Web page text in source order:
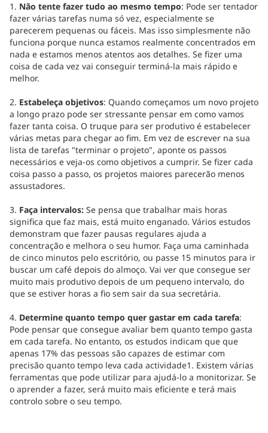
1. Não tente fazer tudo ao mesmo tempo: Pode ser tentador
fazer várias tarefas numa só vez, especialmente se
parecerem pequenas ou fáceis. Mas isso simplesmente não
funciona porque nunca estamos realmente concentrados em
nada e estamos menos atentos aos detalhes. Se fizer uma
coisa de cada vez vai conseguir terminá-la mais rápido e
melhor.
2. Estabeleça objetivos: Quando começamos um novo projeto
a longo prazo pode ser stressante pensar em como vamos
fazer tanta coisa. O truque para ser produtivo é estabelecer
várias metas para chegar ao fim. Em vez de escrever na sua
lista de tarefas "terminar o projeto", aponte os passos
necessários e veja-os como objetivos a cumprir. Se fizer cada
coisa passo a passo, os projetos maiores parecerão menos
assustadores.
3. Faça intervalos: Se pensa que trabalhar mais horas
significa que faz mais, está muito enganado. Vários estudos
demonstram que fazer pausas regulares ajuda a
concentração e melhora o seu humor. Faça uma caminhada
de cinco minutos pelo escritório, ou passe 15 minutos para ir
buscar um café depois do almoço. Vai ver que consegue ser
muito mais produtivo depois de um pequeno intervalo, do
que se estiver horas a fio sem sair da sua secretária.
4. Determine quanto tempo quer gastar em cada tarefa:
Pode pensar que consegue avaliar bem quanto tempo gasta
em cada tarefa. No entanto, os estudos indicam que que
apenas 17% das pessoas são capazes de estimar com
precisão quanto tempo leva cada actividade1. Existem várias
ferramentas que pode utilizar para ajudá-lo a monitorizar. Se
o aprender a fazer, será muito mais eficiente e terá mais
controlo sobre o seu tempo.